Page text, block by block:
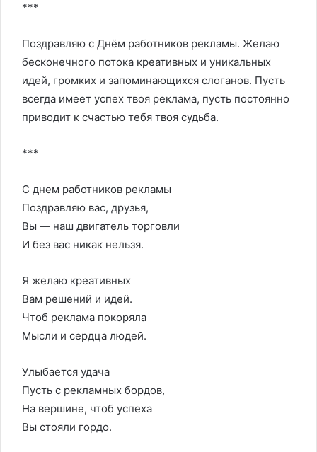
***
Поздравляю с Днём работников рекламы. Желаю
бесконечного потока креативных и уникальных
идей, громких и запоминающихся слоганов. Пусть
всегда имеет успех твоя реклама, пусть постоянно
приводит к счастью тебя твоя судьба.
***
С днем работников рекламы
Поздравляю вас, друзья,
Вы — наш двигатель торговли
И без вас никак нельзя.
Я желаю креативных
Вам решений и идей.
Чтоб реклама покоряла
Мысли и сердца людей.
Улыбается удача
Пусть с рекламных бордов,
На вершине, чтоб успеха
Вы стояли гордо.